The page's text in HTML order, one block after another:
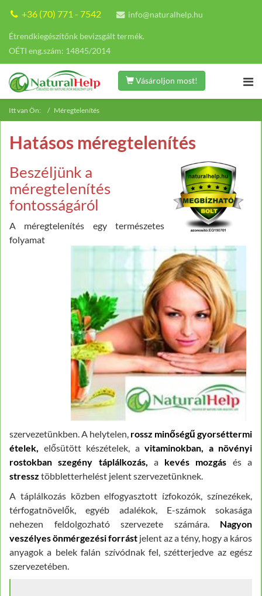
+36 (70) 771 - 7542 info@naturalhelp.hu
Étrendkiegészítőnk bevizsgált termék.
OÉTI eng.szám: 14845/2014
Vásároljon most!
Itt van Ön: Méregtelenítés
Hatásos méregtelenítés
Beszéljünk a
méregtelenítés
fontosságáról
A méregtelenítés egy természetes
folyamat
szervezetünkben.A helytelen, rossz minőségű gyorséttermi
ételek, elősütött készételek, a vitaminokban, a növényi
rostokban szegény táplálkozás, a kevés mozgás és a
stressz többletterhelést jelent szervezetünknek.
A táplálkozás közben elfogyasztott ízfokozók, színezékek,
térfogatnövelők, egyéb adalékok, E-számok sokasága
nehezen feldolgozható szervezete számára. Nagyon
veszélyes önmérgezési forrást jelent az a tény, hogy a káros
anyagok a belek falán szívódnak fel, szétterjedve az egész
szervezetében.